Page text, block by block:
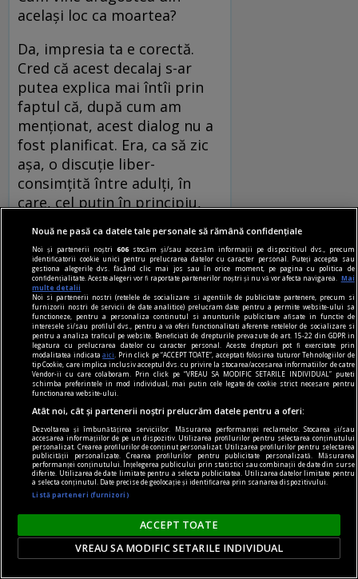
același loc ca moartea?
Da, impresia ta e corectă.
Cred că acest decalaj s-ar
putea explica mai întîi prin
faptul că, după cum am
menţionat, acest dialog nu a
fost planificat. Era, ca să zic
aşa, o discuţie liber-
consimţită între adulţi, în
care, cel puţin în principiu,
după voie gîndurile. Pe de
altă parte, ca poet, Gellu voia
să rămînă pe tărîmul
inspiraţiei şi să se rotească,
aş spune, precum un derviş
rotitor, în cercul trasat de
certitudinile lui spre a regăsi
contactul cu ele. Vorbea şi
scria-redacta în acelaşi timp,
voia să fixeze aceste stări în
cuvinte. Din cînd în cînd, îmi
mai şi răspundea. Pe cînd eu
făceam săpături timide într-
un plan raţional.
În ceea ce priveşte dragostea
şi moartea care vin din
acelaşi loc, am descoperit
Nouă ne pasă ca datele tale personale să rămână confidențiale
Noi și partenerii noștri606 stocăm și/sau accesăm informații pe dispozitivul dvs., precum
identificatorii cookie unici pentru prelucrarea datelor cu caracter personal. Puteți accepta sau
gestiona alegerile dvs. făcând clic mai jos sau în orice moment, pe pagina cu politica de
confidențialitate. Aceste alegeri vor fi raportate partenerilor noștri și nu vă vor afecta navigarea.
Mai
multe detalii
Noi si partenerii nostri (retelele de socializare si agentiile de publicitate partenere, precum si
furnizorii nostri de servicii de date analitice) prelucram date pentru a permite website-ului sa
functioneze, pentru a personaliza continutul si anunturile publicitare afisate in functie de
interesele si/sau profilul dvs., pentru a va oferi functionalitati aferente retelelor de socializare si
pentru a analiza traficul pe website. Beneficiati de drepturile prevazute de art. 15-22 din GDPR in
legatura cu prelucrarea datelor cu caracter personal. Aceste drepturi pot fi exercitate prin
modalitatea indicataaici
. Prin click pe “ACCEPT TOATE”, acceptati folosirea tuturor Tehnologiilor de
tip Cookie, care implica inclusiv acceptul dvs. cu privire la stocarea/accesarea informatiilor de catre
Vendor-ii cu care colaboram. Prin click pe “VREAU SA MODIFIC SETARILE INDIVIDUAL” puteti
schimba preferintele in mod individual, mai putin cele legate de cookie strict necesare pentru
functionarea website-ului.
Atât noi, cât și partenerii noștri prelucrăm datele pentru a oferi:
Dezvoltarea și îmbunătățirea serviciilor. Măsurarea performanței reclamelor. Stocarea și/sau
accesarea informațiilor de pe un dispozitiv. Utilizarea profilurilor pentru selectarea conținutului
personalizat. Crearea profilurilor de conținut personalizat. Utilizarea profilurilor pentru selectarea
publicității personalizate. Crearea profilurilor pentru publicitate personalizată. Măsurarea
performanței conținutului. Înțelegerea publicului prin statistici sau combinații de date din surse
diferite. Utilizarea de date limitate pentru a selecta publicitatea. Utilizarea datelor limitate pentru
a selecta conținutul. Date precise de geolocație și identificarea prin scanarea dispozitivului.
Listă parteneri (furnizori)
ACCEPT TOATE
VREAU SA MODIFIC SETARILE INDIVIDUAL